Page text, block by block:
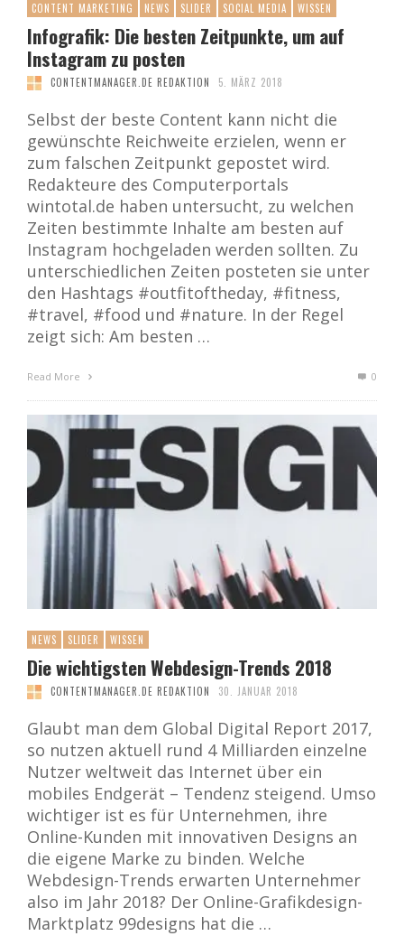
CONTENT MARKETING NEWS SLIDER SOCIAL MEDIA WISSEN
Infografik: Die besten Zeitpunkte, um auf
Instagram zu posten
CONTENTMANAGER.DE REDAKTION 5. MÄRZ 2018
Selbst der beste Content kann nicht die
gewünschte Reichweite erzielen, wenn er
zum falschen Zeitpunkt gepostet wird.
Redakteure des Computerportals
wintotal.de haben untersucht, zu welchen
Zeiten bestimmte Inhalte am besten auf
Instagram hochgeladen werden sollten. Zu
unterschiedlichen Zeiten posteten sie unter
den Hashtags #outfitoftheday, #fitness,
#travel, #food und #nature. In der Regel
zeigt sich: Am besten …
Read More 0
NEWS SLIDER WISSEN
Die wichtigsten Webdesign-Trends 2018
CONTENTMANAGER.DE REDAKTION 30. JANUAR 2018
Glaubt man dem Global Digital Report 2017,
so nutzen aktuell rund 4 Milliarden einzelne
Nutzer weltweit das Internet über ein
mobiles Endgerät – Tendenz steigend. Umso
wichtiger ist es für Unternehmen, ihre
Online-Kunden mit innovativen Designs an
die eigene Marke zu binden. Welche
Webdesign-Trends erwarten Unternehmer
also im Jahr 2018? Der Online-Grafikdesign-
Marktplatz 99designs hat die …